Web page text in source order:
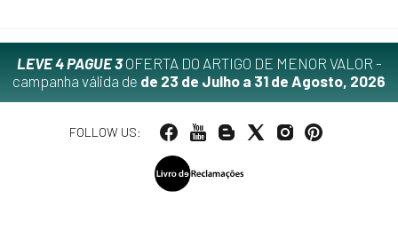
LEVE 4 PAGUE 3OFERTA DO ARTIGO DE MENOR VALOR -
campanha válida de de 23 de Julho a 31 de Agosto, 2026
FOLLOW US: